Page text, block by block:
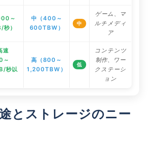
～
）
中（400～
600TBW）
中
ゲーム、マ
ルチメディ
ア
速
～
秒以
高（800～
1,200TBW）
低
コンテンツ
制作、ワー
クステーシ
ョン
とストレージのニー